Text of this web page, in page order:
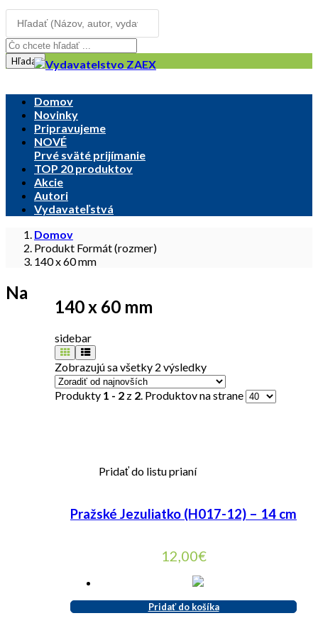
Hľadať
Domov
Novinky
Pripravujeme
NOVÉ
Prvé sväté prijímanie
TOP 20 produktov
Akcie
Autori
Vydavateľstvá
Domov
Produkt Formát (rozmer)
140 x 60 mm
140 x 60 mm
sidebar
Zobrazujú sa všetky 2 výsledky
Produkty 1 - 2 z 2. Produktov na strane
Pridať do listu prianí
Pražské Jezuliatko (H017-12) – 14 cm
12,00€
Pridať do košíka
Na